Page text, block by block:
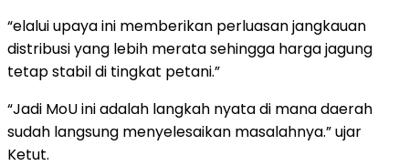
“elalui upaya ini memberikan perluasan jangkauan
distribusi yang lebih merata sehingga harga jagung
tetap stabil di tingkat petani.”
“Jadi MoU ini adalah langkah nyata di mana daerah
sudah langsung menyelesaikan masalahnya.” ujar
Ketut.